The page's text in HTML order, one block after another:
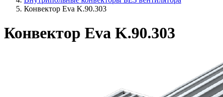
Конвектор Eva K.90.303
Конвектор Eva K.90.303